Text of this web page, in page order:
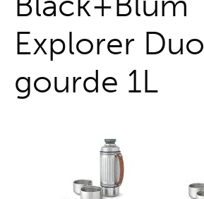
Explorer Duo
gourde 1L